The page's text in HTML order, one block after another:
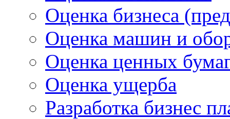
Оценка бизнеса
Оценка машин и
Оценка ценных
Оценка ущерба
Разработка бизнес